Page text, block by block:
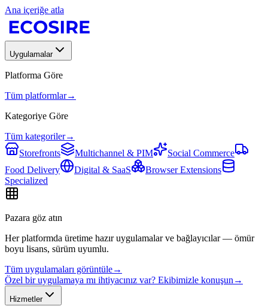
Ana içeriğe atla
Uygulamalar
Platforma Göre
Tüm platformlar→
Kategoriye Göre
Tüm kategoriler→
Storefronts
Multichannel & PIM
Social Commerce
Food Delivery
Digital & SaaS
Browser Extensions
Specialized
Pazara göz atın
Her platformda üretime hazır uygulamalar ve bağlayıcılar — ömür
boyu lisans, sürüm uyumlu.
Tüm uygulamaları görüntüle→
Özel bir uygulamaya mı ihtiyacınız var? Ekibimizle konuşun →
Hizmetler